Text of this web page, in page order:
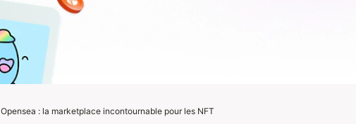
Opensea : la marketplace incontournable pour les NFT